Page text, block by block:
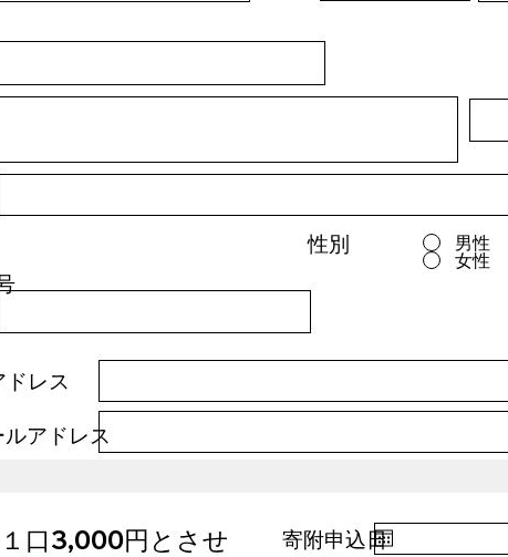
口3,000円とさせ
寄附申込日
アドレス
ドレス
男性
女性
性別